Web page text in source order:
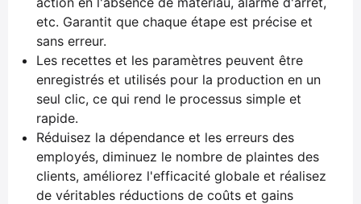
etc. Garantit que chaque étape est précise et
sans erreur.
Les recettes et les paramètres peuvent être
enregistrés et utilisés pour la production en un
seul clic, ce qui rend le processus simple et
rapide.
Réduisez la dépendance et les erreurs des
employés, diminuez le nombre de plaintes des
clients, améliorez l'efficacité globale et réalisez
de véritables réductions de coûts et gains